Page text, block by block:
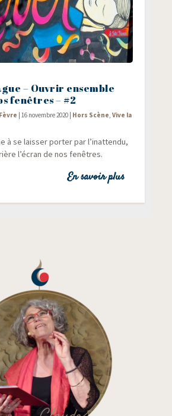
– Ouvrir ensemble
fenêtres – #2
| 16 novembre 2020 | Hors Scène ,Vive la
à se lais­ser por­ter par l’inattendu,
l’écran de nos fenêtres.
En savoir plus